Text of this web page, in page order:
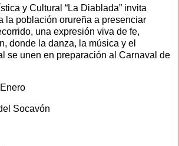
y Cultural “La Diablada” invita
la población orureña a presenciar
una expresión viva de fe,
donde la danza, la música y el
se unen en preparación al Carnaval de
Socavón